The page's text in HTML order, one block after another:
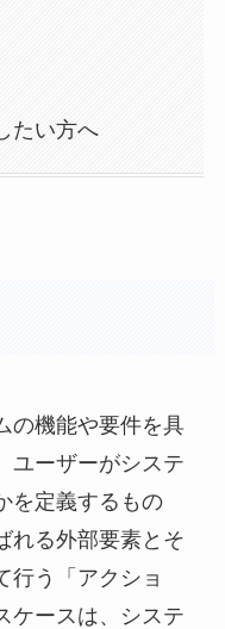
たい方へ
の機能や要件を具
ユーザーがシステ
を定義するもの
れる外部要素とそ
行う「アクショ
ケースは、システ